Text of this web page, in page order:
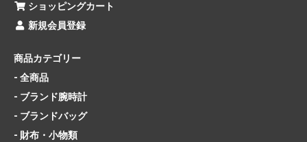
ショッピングカート
新規会員登録
商品カテゴリー
- 全商品
- ブランド腕時計
- ブランドバッグ
- 財布・小物類